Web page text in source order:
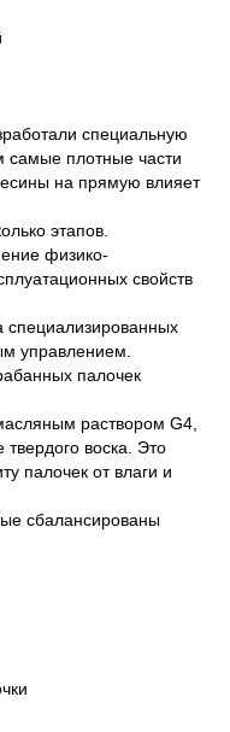
специальную
самые плотные части
на прямую влияет
этапов.
физико-
свойств
специализированных
управлением.
палочек
раствором G4,
воска. Это
палочек от влаги и
сбалансированы